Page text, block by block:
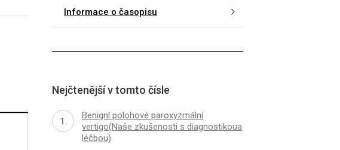
Informace o časopisu
Nejčtenější v tomto čísle
Benigní polohové paroxyzmální
vertigo(Naše zkušenosti s diagnostikoua
léčbou)